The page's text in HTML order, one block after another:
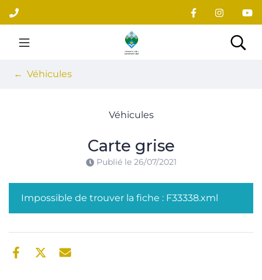
Aller
au
contenu
Site officiel du village
Véhicules
Véhicules
Carte grise
Publié le 26/07/2021
Impossible de trouver la fiche : F33338.xml